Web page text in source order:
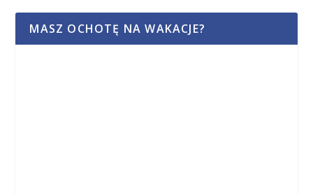
MASZ OCHOTĘ NA WAKACJE?